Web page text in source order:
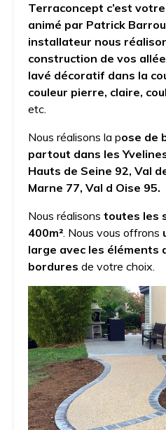
Terraconcept c’est
animé par Patrick
installateur nous
construction de vos
lavé décoratif dans la
couleur pierre, claire,
etc.
Nous réalisons la pose de
partout dans les
Hauts de Seine 92, Val
Marne 77, Val d Oise 95.
Nous réalisons toutes les
400m². Nous vous offrons
large avec les éléments
bordures de votre choix.